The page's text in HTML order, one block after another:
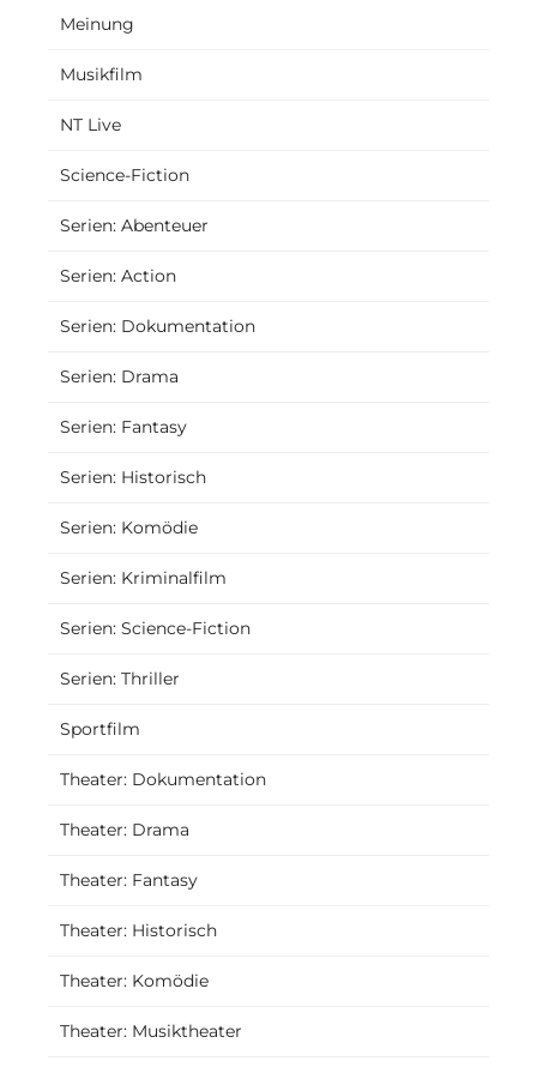
Meinung
Musikfilm
NT Live
Science-Fiction
Serien: Abenteuer
Serien: Action
Serien: Dokumentation
Serien: Drama
Serien: Fantasy
Serien: Historisch
Serien: Komödie
Serien: Kriminalfilm
Serien: Science-Fiction
Serien: Thriller
Sportfilm
Theater: Dokumentation
Theater: Drama
Theater: Fantasy
Theater: Historisch
Theater: Komödie
Theater: Musiktheater